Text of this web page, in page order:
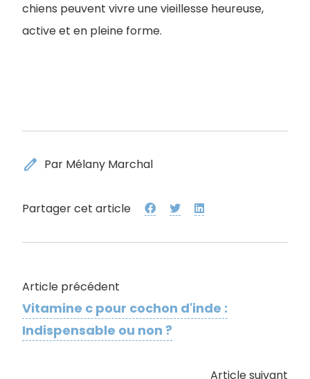
chiens peuvent vivre une vieillesse heureuse,
active et en pleine forme.
edit Par Mélany Marchal
Partager cet article
Article précédent
Vitamine c pour cochon d'inde​ :
Indispensable ou non ?
Article suivant